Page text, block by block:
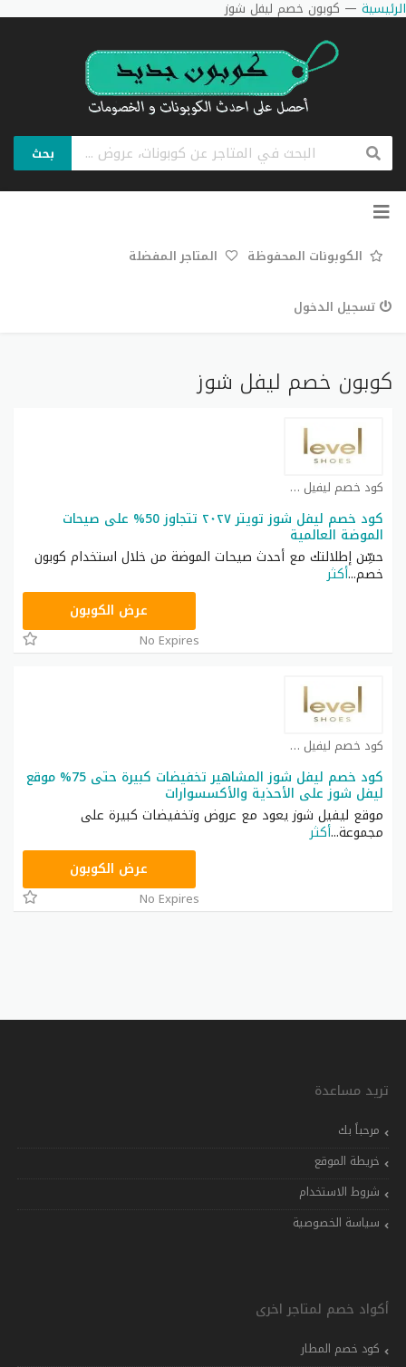
الرئيسية — كوبون خصم ليفل شوز
بحث
تخطي
الكوبونات المحفوظة المتاجر المفضلة
تسجيل الدخول
كوبون خصم ليفل شوز
كود خصم ليفيل شوز كوبون
كود خصم ليفل شوز تويتر ٢٠٢٧ تتجاوز 50% على صيحات
الموضة العالمية
حسِّن إطلالتك مع أحدث صيحات الموضة من خلال استخدام كوبون
خصم...أكثر
ABB170عرض الكوبون
No Expires
كود خصم ليفيل شوز كوبون
كود خصم ليفل شوز المشاهير تخفيضات كبيرة حتى 75% موقع
ليفل شوز على الأحذية والأكسسوارات
موقع ليفيل شوز يعود مع عروض وتخفيضات كبيرة على
مجموعة...أكثر
ABB170عرض الكوبون
No Expires
تريد مساعدة
مرحباً بك
خريطة الموقع
شروط الاستخدام
سياسة الخصوصية
أكواد خصم لمتاجر اخرى
كود خصم المطار